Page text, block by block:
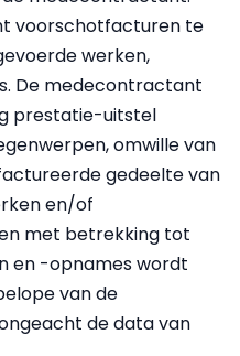
voorschotfacturen te
werken,
De medecontractant
prestatie-uitstel
omwille van
gedeelte van
en/of
met betrekking tot
en -opnames wordt
van de
de data van